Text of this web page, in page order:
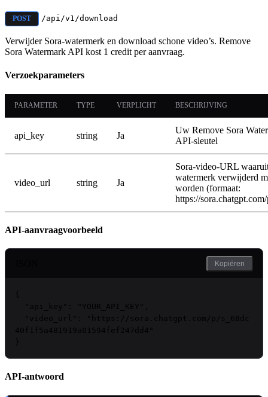
POST /api/v1/download
Verwijder Sora-watermerk en download schone video’s. Remove
Sora Watermark API kost 1 credit per aanvraag.
Verzoekparameters
PARAMETER TYPE VERPLICHT BESCHRIJVING
api_key string Ja
Uw Remove Sora
API-sleutel
video_url string Ja
Sora-video-URL
watermerk verwijderd
worden (formaat:
https://
API-aanvraagvoorbeeld
Kopiëren
{
"api_key" : " YOUR_API_KEY "
"video_url" :
"https://sora.chatgpt.com/p/s_68dc
40f1f5a481919a01594fef247dd4"
}
API-antwoord